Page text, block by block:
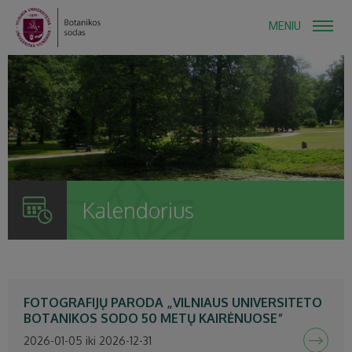
MENIU
Kalendorius
FOTOGRAFIJŲ PARODA „VILNIAUS UNIVERSITETO
BOTANIKOS SODO 50 METŲ KAIRĖNUOSE“
2026-01-05 iki 2026-12-31